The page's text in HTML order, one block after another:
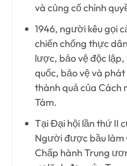
và củng cố chính
1946, người kêu gọi
chiến chống thực
lược, bảo vệ độc
quốc, bảo vệ và
thành quả của Cách
Tám.
Tại Đại hội lần thứ II
Người được bầu làm
Chấp hành Trung